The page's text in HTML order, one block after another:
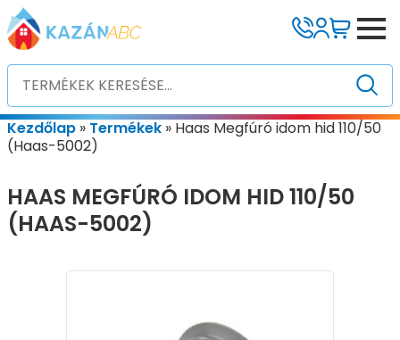
Kezdőlap » Termékek » Haas Megfúró idom hid 110/50
(Haas-5002)
HAAS MEGFÚRÓ IDOM HID 110/50
(HAAS-5002)